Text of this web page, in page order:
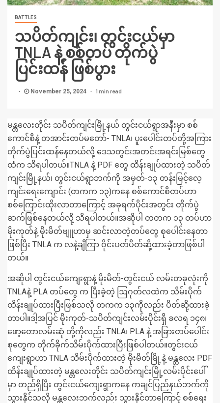
BATTLES
သပိတ်ကျင်း၊ တွင်းငယ်မှာ
TNLA နဲ့ စစ်တပ် တိုက်ပွဲ
ပြင်းထန် ဖြစ်ပွား
November 25, 2024 1 min read
မန္တလေးတိုင်း သပိတ်ကျင်းမြို့နယ် တွင်းငယ်ရွာအနီးမှာ စစ်
ကောင်စီနဲ့ တအာင်းတပ်မတော်- TNLA၊ ပူးပေါင်းတပ်တို့အကြား
တိုက်ပွဲပြင်းထန်နေတယ်လို့ ဒေသတွင်းအတင်းအရင်းမြစ်တွေ
ထံက သိရပါတယ်။TNLA နဲ့ PDF တွေ ထိန်းချုပ်ထားတဲ့ သပိတ်
ကျင်းမြို့နယ်၊ တွင်းငယ်ရွာဘက်ကို အမှတ်-၁၃ တန်းမြင့်လေ့
ကျင်းရေးကျောင်း (တကက ၁၃)ကနေ စစ်ကောင်စီတပ်ဟာ
စစ်ကြောင်းထိုးလာတာကြောင့် အခုရက်ပိုင်းအတွင်း တိုက်ပွဲ
ဆက်ဖြစ်နေတယ်လို့ သိရပါတယ်။အဆိုပါ တတက ၁၃ တပ်ဟာ
မိုးကုတ်နဲ့ မိုးမိတ်ဗျူဟာမှ ဆင်းလာတဲ့တပ်တွေ စုပေါင်းနေတာ
ဖြစ်ပြီး TNLA က လနဲ့ချီကြာ ဝိုင်းပတ်ပိတ်ဆို့ထားခဲ့တာဖြစ်ပါ
တယ်။
အဆိုပါ တွင်းငယ်ကျေးရွာနဲ့ မိုးမိတ်-တွင်းငယ် လမ်းတခုလုံးကို
TNLAနဲ့ PLA တပ်တွေ က ပြီးခဲ့တဲ့ ဩဂုတ်လထဲက သိမ်းပိုက်
ထိန်းချုပ်ထားပြီးဖြစ်သလို တကက ၁၃ကိုလည်း ပိတ်ဆို့ထားခဲ့
တာပါ။ဒါ့အပြင် မိုးကုတ်-သပိတ်ကျင်းလမ်းပိုင်းရှိ ခလရ ၁၄၈၊
ဖော့တောလမ်းဆုံ တို့ကိုလည်း TNLA၊ PLA နဲ့ အခြားတပ်ပေါင်း
စုတွေက တိုက်ခိုက်သိမ်းပိုက်ထားပြီးဖြစ်ပါတယ်။တွင်းငယ်
ကျေးရွာဟာ TNLA သိမ်းပိုက်ထားတဲ့ မိုးမိတ်မြို့နဲ့ မန္တလေး PDF
ထိန်းချုပ်ထားတဲ့ မန္တလေးတိုင်း သပိတ်ကျင်းမြို့လမ်းပိုင်းပေါ်
မှာ တည်ရှိပြီး တွင်းငယ်ကျေးရွာကနေ ကချင်ပြည်နယ်ဘက်ကို
သွားနိုင်သလို မန္တလေးဘက်လည်း သွားနိုင်တာကြောင့် စစ်ရေး